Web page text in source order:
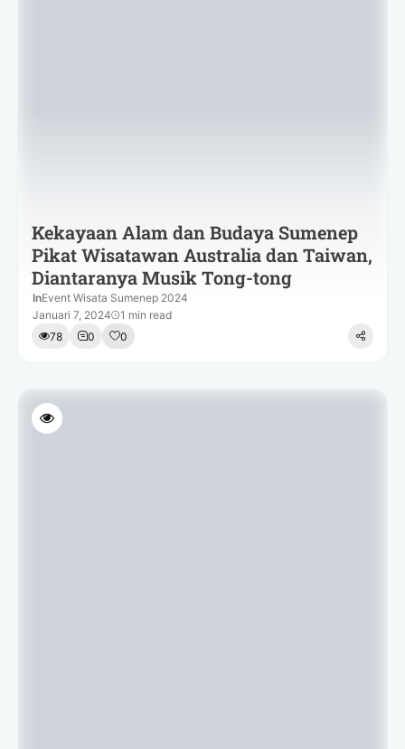
Kekayaan Alam dan Budaya Sumenep
Pikat Wisatawan Australia dan Taiwan,
Diantaranya Musik Tong-tong
InEvent Wisata Sumenep 2024
Januari 7, 2024
1 min read
78
0 0